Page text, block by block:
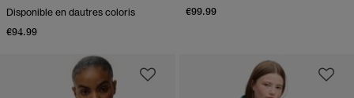
Disponible en dautres coloris
€94.99
€99.99